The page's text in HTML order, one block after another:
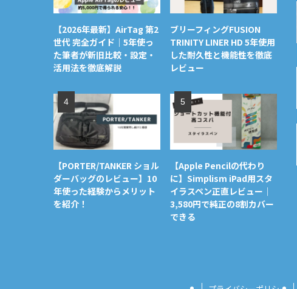
【2026年最新】AirTag 第2
世代 完全ガイド｜5年使っ
た筆者が新旧比較・設定・
活用法を徹底解説
ブリーフィングFUSION
TRINITY LINER HD 5年使用
した耐久性と機能性を徹底
レビュー
【PORTER/TANKER ショル
ダーバッグのレビュー】10
年使った経験からメリット
を紹介！
【Apple Pencilの代わり
に】Simplism iPad用スタ
イラスペン正直レビュー｜
3,580円で純正の8割カバー
できる